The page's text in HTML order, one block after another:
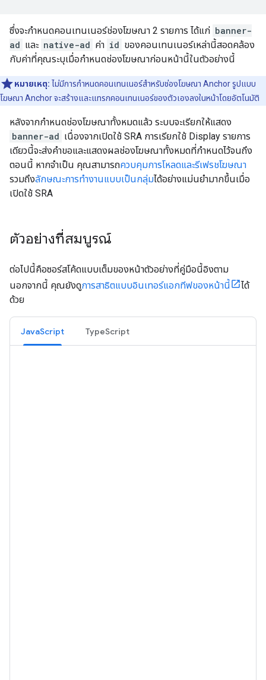
ซึ่งจะกําหนดคอนเทนเนอร์ช่องโฆษณา 2 รายการ ได้แก่ banner-
ad และ native-ad ค่า id ของคอนเทนเนอร์เหล่านี้สอดคล้อง
กับค่าที่คุณระบุเมื่อกําหนดช่องโฆษณาก่อนหน้านี้ในตัวอย่างนี้
หมายเหตุ: ไม่มีการกําหนดคอนเทนเนอร์สําหรับช่องโฆษณา Anchor รูปแบบ
โฆษณา Anchor จะสร้างและแทรกคอนเทนเนอร์ของตัวเองลงในหน้าโดยอัตโนมัติ
หลังจากกําหนดช่องโฆษณาทั้งหมดแล้ว ระบบจะเรียกให้แสดง
banner-ad เนื่องจากเปิดใช้ SRA การเรียกใช้ Display รายการ
เดียวนี้จะส่งคําขอและแสดงผลช่องโฆษณาทั้งหมดที่กําหนดไว้จนถึง
ตอนนี้ หากจําเป็น คุณสามารถควบคุมการโหลดและรีเฟรชโฆษณา
รวมถึงลักษณะการทํางานแบบเป็นกลุ่มได้อย่างแม่นยํามากขึ้นเมื่อ
เปิดใช้ SRA
ตัวอย่างที่สมบูรณ์
ต่อไปนี้คือซอร์สโค้ดแบบเต็มของหน้าตัวอย่างที่คู่มือนี้อิงตาม
นอกจากนี้ คุณยังดูการสาธิตแบบอินเทอร์แอกทีฟของหน้านี้
ได้
ด้วย
JavaScript TypeScript